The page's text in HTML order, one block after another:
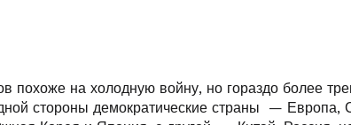
похоже на холодную войну, но гораздо более
стороны демократические страны —